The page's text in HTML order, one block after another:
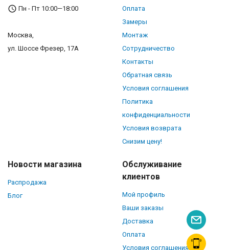
Пн - Пт 10:00—18:00
Москва,
ул. Шоссе Фрезер, 17А
Оплата
Замеры
Монтаж
Сотрудничество
Контакты
Обратная связь
Условия соглашения
Политика
конфиденциальности
Условия возврата
Снизим цену!
Новости магазина
Распродажа
Блог
Обслуживание
клиентов
Мой профиль
Ваши заказы
Доставка
Оплата
Условия соглашения